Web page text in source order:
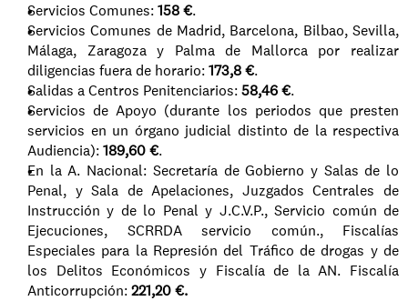
Servicios Comunes: 158 €.
Servicios Comunes de Madrid, Barcelona, Bilbao, Sevilla,
Málaga, Zaragoza y Palma de Mallorca por realizar
diligencias fuera de horario: 173,8 €.
Salidas a Centros Penitenciarios: 58,46 €.
Servicios de Apoyo (durante los periodos que presten
servicios en un órgano judicial distinto de la respectiva
Audiencia): 189,60 €.
En la A. Nacional: Secretaría de Gobierno y Salas de lo
Penal, y Sala de Apelaciones, Juzgados Centrales de
Instrucción y de lo Penal y J.C.V.P., Servicio común de
Ejecuciones, SCRRDA servicio común., Fiscalías
Especiales para la Represión del Tráfico de drogas y de
los Delitos Económicos y Fiscalía de la AN. Fiscalía
Anticorrupción: 221,20 €.